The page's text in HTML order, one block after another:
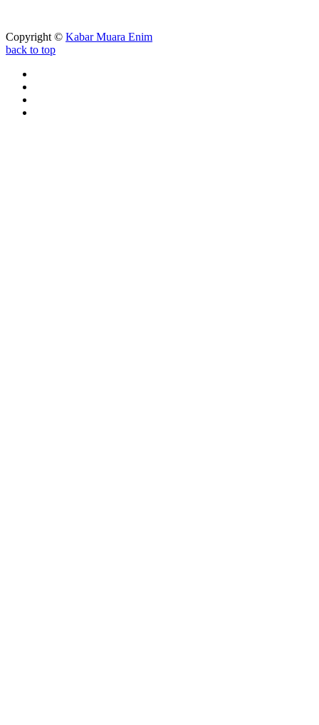
Copyright © Kabar Muara Enim
back to top